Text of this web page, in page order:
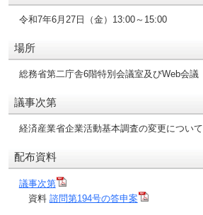
令和7年6月27日（金）13:00～15:00
場所
総務省第二庁舎6階特別会議室及びWeb会議
議事次第
経済産業省企業活動基本調査の変更について
配布資料
議事次第
資料 諮問第194号の答申案